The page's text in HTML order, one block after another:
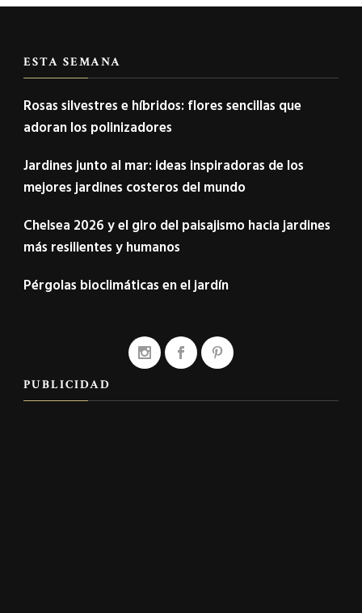
ESTA SEMANA
Rosas silvestres e híbridos: flores sencillas que
adoran los polinizadores
Jardines junto al mar: ideas inspiradoras de los
mejores jardines costeros del mundo
Chelsea 2026 y el giro del paisajismo hacia jardines
más resilientes y humanos
Pérgolas bioclimáticas en el jardín
PUBLICIDAD